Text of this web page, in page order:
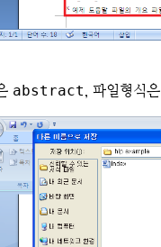
abstract, 파일형식은